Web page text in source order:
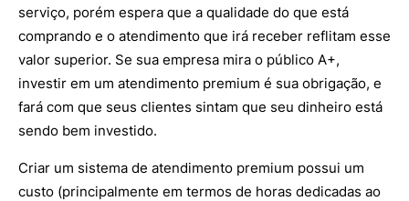
serviço, porém espera que a qualidade do que está
comprando e o atendimento que irá receber reflitam esse
valor superior. Se sua empresa mira o público A+,
investir em um atendimento premium é sua obrigação, e
fará com que seus clientes sintam que seu dinheiro está
sendo bem investido.
Criar um sistema de atendimento premium possui um
custo (principalmente em termos de horas dedicadas ao